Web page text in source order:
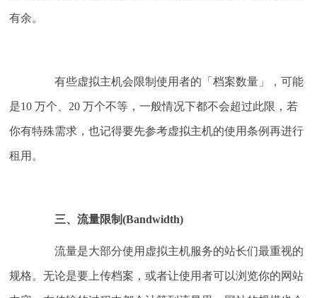
有余。
有些虚拟主机会限制使用者的「档案数量」，可能
是10 万个、20 万个不等，一般情况下都不会超过此限，若
你有特殊需求，也记得要先参考虚拟主机的使用条例再进行
租用。
三、流量限制(Bandwidth)
流量是大部分使用虚拟主机服务的站长们最重视的
规格。无论是要上传档案，或者让使用者可以浏览你的网站